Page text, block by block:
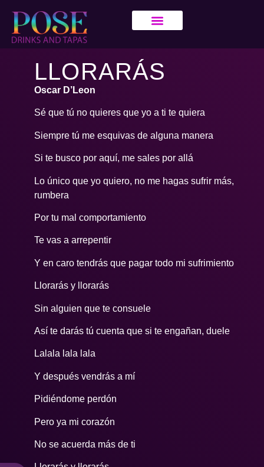
LLORARÁS
Oscar D’Leon
Sé que tú no quieres que yo a ti te quiera
Siempre tú me esquivas de alguna manera
Si te busco por aquí, me sales por allá
Lo único que yo quiero, no me hagas sufrir más,
rumbera
Por tu mal comportamiento
Te vas a arrepentir
Y en caro tendrás que pagar todo mi sufrimiento
Llorarás y llorarás
Sin alguien que te consuele
Así te darás tú cuenta que si te engañan, duele
Lalala lala lala
Y después vendrás a mí
Pidiéndome perdón
Pero ya mi corazón
No se acuerda más de ti